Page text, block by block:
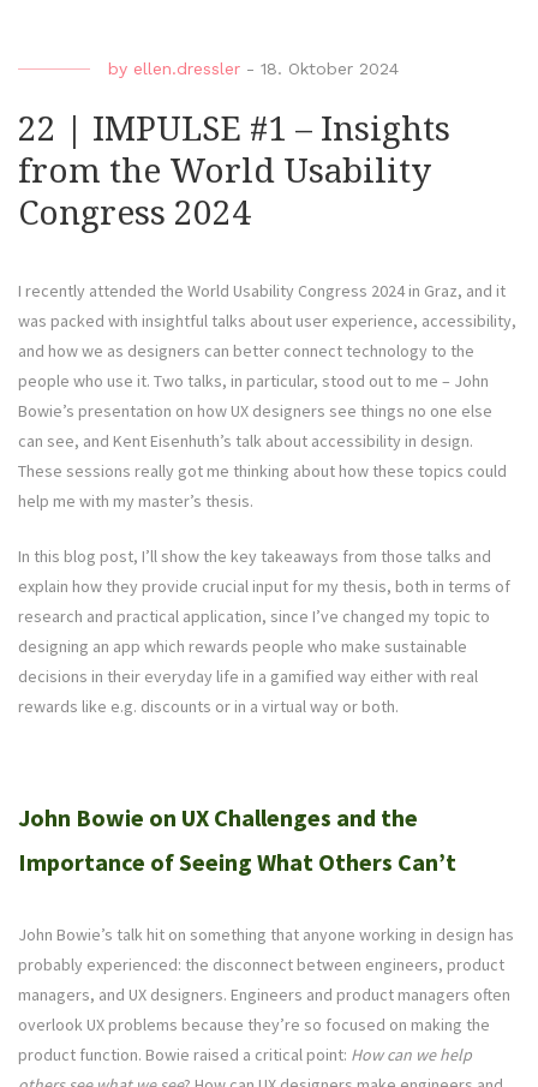
by ellen.dressler - 18. Oktober 2024
22 | IMPULSE #1 – Insights
from the World Usability
Congress 2024
I recently attended the World Usability Congress 2024 in Graz, and it
was packed with insightful talks about user experience, accessibility,
and how we as designers can better connect technology to the
people who use it. Two talks, in particular, stood out to me – John
Bowie’s presentation on how UX designers see things no one else
can see, and Kent Eisenhuth’s talk about accessibility in design.
These sessions really got me thinking about how these topics could
help me with my master’s thesis.
In this blog post, I’ll show the key takeaways from those talks and
explain how they provide crucial input for my thesis, both in terms of
research and practical application, since I’ve changed my topic to
designing an app which rewards people who make sustainable
decisions in their everyday life in a gamified way either with real
rewards like e.g. discounts or in a virtual way or both.
John Bowie on UX Challenges and the
Importance of Seeing What Others Can’t
John Bowie’s talk hit on something that anyone working in design has
probably experienced: the disconnect between engineers, product
managers, and UX designers. Engineers and product managers often
overlook UX problems because they’re so focused on making the
product function. Bowie raised a critical point: How can we help